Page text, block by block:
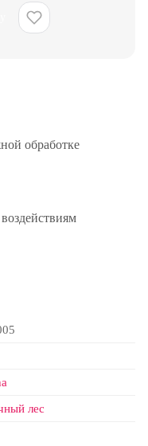
лес
обработке